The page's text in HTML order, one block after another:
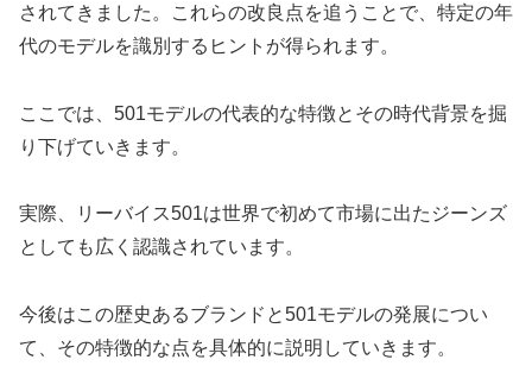
されてきました。これらの改良点を追うことで、特定の年
代のモデルを識別するヒントが得られます。
ここでは、501モデルの代表的な特徴とその時代背景を掘
り下げていきます。
実際、リーバイス501は世界で初めて市場に出たジーンズ
としても広く認識されています。
今後はこの歴史あるブランドと501モデルの発展につい
て、その特徴的な点を具体的に説明していきます。